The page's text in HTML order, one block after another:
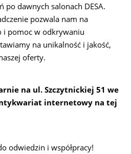
po dawnych salonach DESA.
pozwala nam na
i pomoc w odkrywaniu
na unikalność i jakość,
oferty.
na ul. Szczytnickiej 51 we
internetowy na tej
odwiedzin i współpracy!